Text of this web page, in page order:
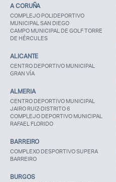
A CORUÑA
COMPLEJO POLIDEPORTIVO
MUNICIPAL SAN DIEGO
CAMPO MUNICIPAL DE GOLF TORRE
DE HÉRCULES
ALICANTE
CENTRO DEPORTIVO MUNICIPAL
GRAN VÍA
ALMERIA
CENTRO DEPORTIVO MUNICIPAL
JAIRO RUIZ-DISTRITO 6
COMPLEJO DEPORTIVO MUNICIPAL
RAFAEL FLORIDO
BARREIRO
COMPLEXO DESPORTIVO SUPERA
BARREIRO
BURGOS